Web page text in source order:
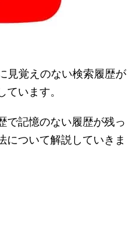
見覚えのない検索履歴が
います。
で記憶のない履歴が残っ
について解説していきま